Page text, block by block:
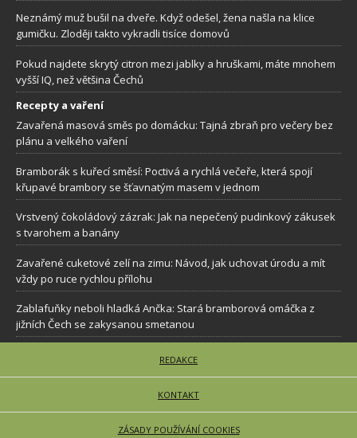
Neznámý muž bušil na dveře. Když odešel, žena našla na klice
gumičku. Zloději takto vykradli tisíce domovů
Pokud najdete skrytý citron mezi jablky a hruškami, máte mnohem
vyšší IQ, než většina Čechů
Recepty a vaření
Zavařená masová směs po domácku: Tajná zbraň pro večery bez
plánu a velkého vaření
Bramborák s kuřecí směsí: Poctivá a rychlá večeře, která spojí
křupavé brambory se šťavnatým masem v jednom
Vrstvený čokoládový zázrak: Jak na nepečený pudinkový zákusek
s tvarohem a banány
Zavařené cuketové zelí na zimu: Návod, jak uchovat úrodu a mít
vždy po ruce rychlou přílohu
Zablafuňky neboli hladká Ančka: Stará bramborová omáčka z
jižních Čech se zakysanou smetanou
REDAKCE
KONTAKT
ZÁSADY POUŽÍVÁNÍ COOKIES